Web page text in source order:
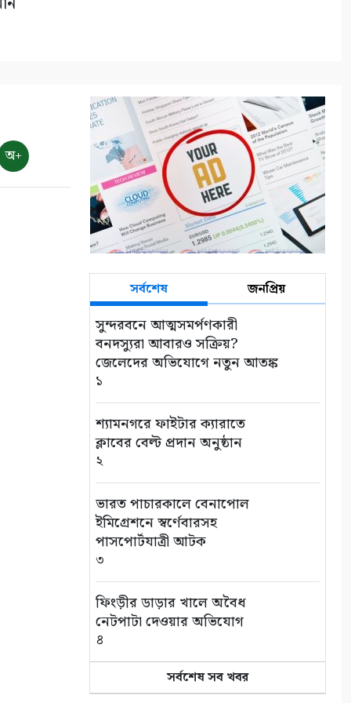
জরিমানা
৯
সাতক্ষীরায় জুলাই গণঅভ্যুত্থানের
দ্বিতীয় বার্ষিকী উপলক্ষে
জামায়াতের বিক্ষোভ মিছিল
১০
অ+
সর্বশেষ জনপ্রিয়
সুন্দরবনে আত্মসমর্পণকারী
বনদস্যুরা আবারও সক্রিয়?
জেলেদের অভিযোগে নতুন আতঙ্ক
১
শ্যামনগরে ফাইটার ক্যারাতে
ক্লাবের বেল্ট প্রদান অনুষ্ঠান
২
ভারত পাচারকালে বেনাপোল
ইমিগ্রেশনে স্বর্ণেবারসহ
পাসপোর্টযাত্রী আটক
৩
ফিংড়ীর ডাড়ার খালে অবৈধ
নেটপাটা দেওয়ার অভিযোগ
৪
তালায় বিল থেকে যুবকের মৃতদেহ
সর্বশেষ সব খবর